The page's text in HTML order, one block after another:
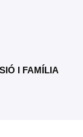
I FAMÍLIA